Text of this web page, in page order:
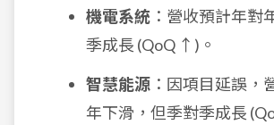
機電系統 ：營收預計年對
季成長 (QoQ ↑)。
智慧能源 ：因項目延誤，
年下滑，但季對季成長